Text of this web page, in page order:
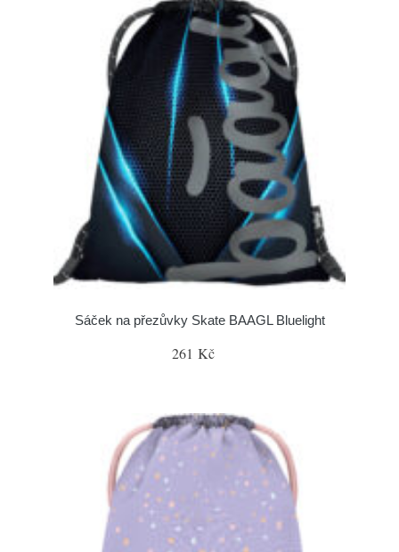
Sáček na přezůvky Skate BAAGL Bluelight
261 Kč